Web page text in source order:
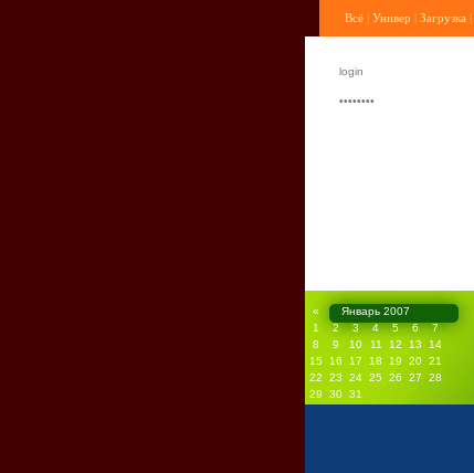
Всё | Универ | Загрузка |
«
Январь 2007
1
2 3 4 5 6
7
8
9 10 11 12 13
14
15
16 17 18 19 20 21
22
23 24 25 26 27
28
29
30 31